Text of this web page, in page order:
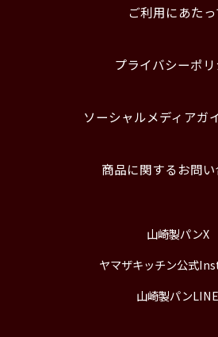
ご利用にあたっ
プライバシーポリ
ソーシャルメディアガ
商品に関するお問
山崎製パンX
ヤマザキッチン公式
山崎製パンLINE